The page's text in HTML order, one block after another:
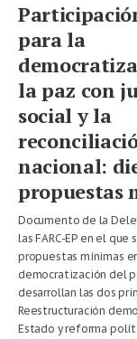
para la
la paz con
social y la
nacional:
propuestas
Documento de la
las FARC-EP en el
propuestas mínimas
democratización del
desarrollan las dos
Reestructuración
Estado y reforma